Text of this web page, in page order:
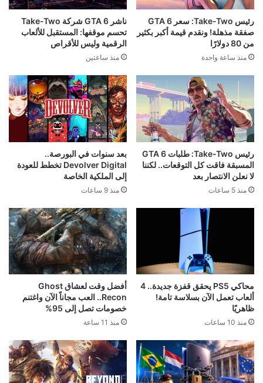
رئيس Take-Two: سعر GTA 6
صفقة مذهلة! ونقدم قيمة أكبر بكثير
من 80 دولارًا
منذ ساعة واحدة
ناشر GTA 6 شركة Take-Two
تحسم موقفها: المستقبل للألعاب
الرقمية وليس للأقراص
منذ ساعتين
رئيس Take-Two: طلبات GTA 6
المسبقة فاقت كل التوقعات.. لكننا
لا نعلن الانتصار بعد
منذ 5 ساعات
بعد سنوات في البورصة..
Devolver Digital تخطط للعودة
إلى الملكية الخاصة
منذ 9 ساعات
محاكي PS5 يحقق قفزة جديدة.. 4
ألعاب تعمل الآن بسلاسة تامة!
ظاهريًا
منذ 10 ساعات
أفضل وقت لعشاق Ghost
Recon.. العب مجاناً الآن واغتنم
خصومات تصل إلى 95%
منذ 11 ساعة